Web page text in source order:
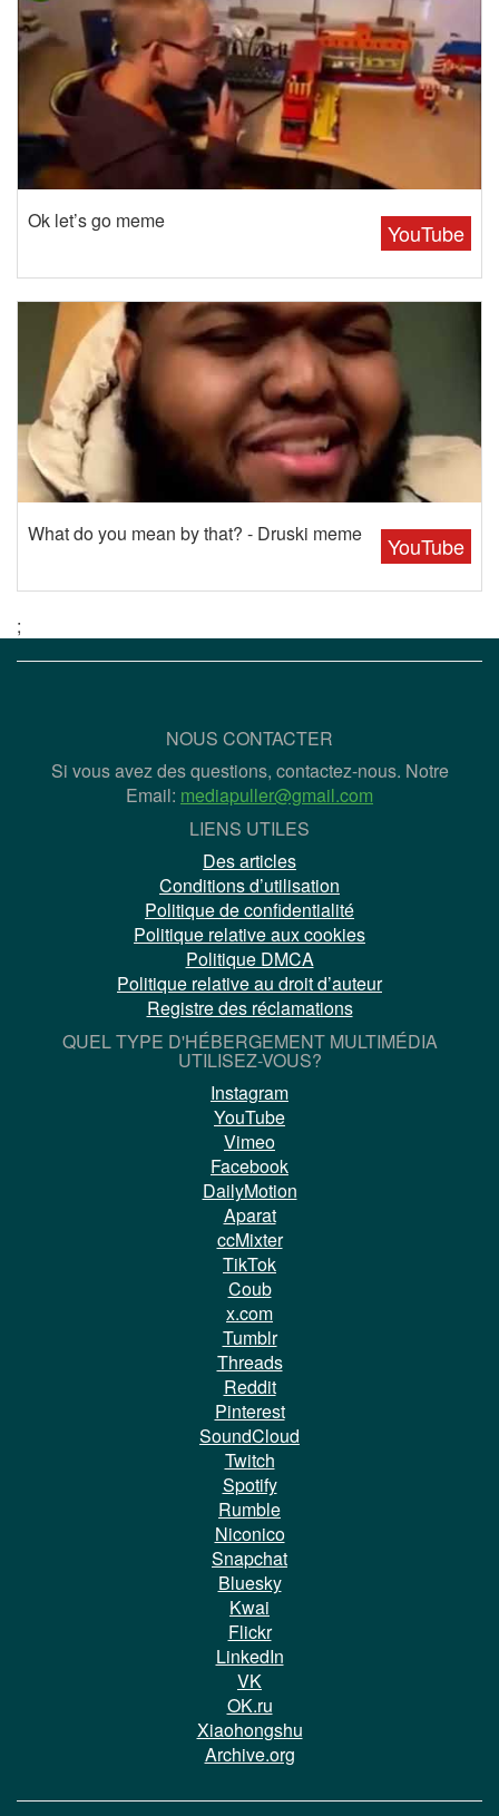
YouTube
Ok let’s go meme
YouTube
What do you mean by that? - Druski meme
;
NOUS CONTACTER
Si vous avez des questions, contactez-nous. Notre
Email: mediapuller@gmail.com
LIENS UTILES
Des articles
Conditions d’utilisation
Politique de confidentialité
Politique relative aux cookies
Politique DMCA
Politique relative au droit d’auteur
Registre des réclamations
QUEL TYPE D'HÉBERGEMENT MULTIMÉDIA
UTILISEZ-VOUS?
Instagram
YouTube
Vimeo
Facebook
DailyMotion
Aparat
ccMixter
TikTok
Coub
x.com
Tumblr
Threads
Reddit
Pinterest
SoundCloud
Twitch
Spotify
Rumble
Niconico
Snapchat
Bluesky
Kwai
Flickr
LinkedIn
VK
OK.ru
Xiaohongshu
Archive.org